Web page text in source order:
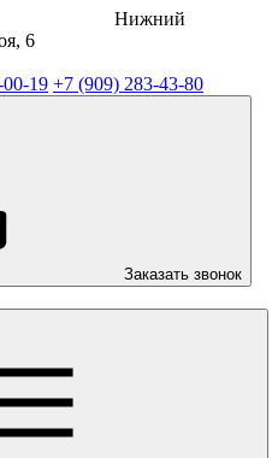
Нижний
6
19 +7 (909) 283-43-80
Заказать звонок